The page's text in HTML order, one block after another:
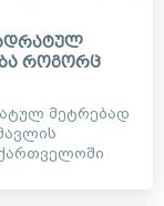
როგორც
მეტრებად